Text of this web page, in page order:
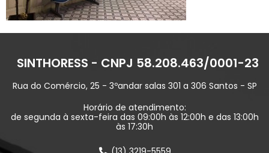
SINTHORESS - CNPJ 58.208.463/0001-23
Rua do Comércio, 25 - 3ºandar salas 301 a 306 Santos - SP
Horário de atendimento:
de segunda à sexta-feira das 09:00h às 12:00h e das 13:00h
às 17:30h